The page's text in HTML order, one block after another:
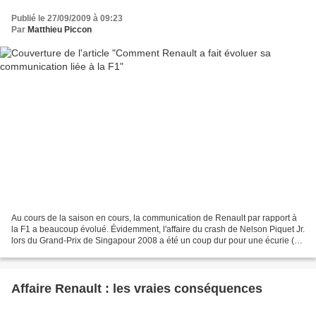
Publié le 27/09/2009 à 09:23
Par Matthieu Piccon
Au cours de la saison en cours, la communication de Renault par rapport à
la F1 a beaucoup évolué. Évidemment, l'affaire du crash de Nelson Piquet Jr.
lors du Grand-Prix de Singapour 2008 a été un coup dur pour une écurie (et
Affaire Renault : les vraies conséquences